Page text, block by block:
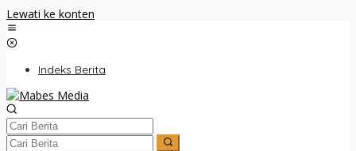
Lewati ke konten
Indeks Berita